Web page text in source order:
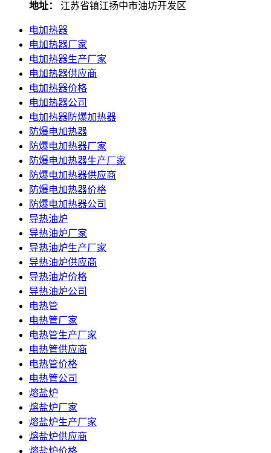
地址：
江苏省镇江扬中市油坊开发区
电加热器
电加热器厂家
电加热器生产厂家
电加热器供应商
电加热器价格
电加热器公司
电加热器防爆加热器
防爆电加热器
防爆电加热器厂家
防爆电加热器生产厂家
防爆电加热器供应商
防爆电加热器价格
防爆电加热器公司
导热油炉
导热油炉厂家
导热油炉生产厂家
导热油炉供应商
导热油炉价格
导热油炉公司
电热管
电热管厂家
电热管生产厂家
电热管供应商
电热管价格
电热管公司
熔盐炉
熔盐炉厂家
熔盐炉生产厂家
熔盐炉供应商